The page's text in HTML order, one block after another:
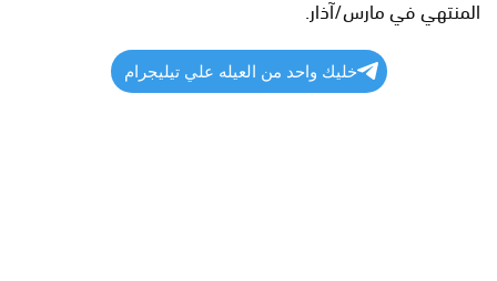
المنتهي في مارس/آذار.
خليك واحد من العيله علي تيليجرام